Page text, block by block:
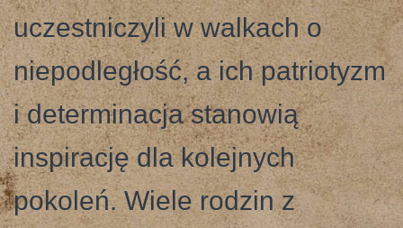
uczestniczyli w walkach o
niepodległość, a ich patriotyzm
i determinacja stanowią
inspirację dla kolejnych
pokoleń. Wiele rodzin z